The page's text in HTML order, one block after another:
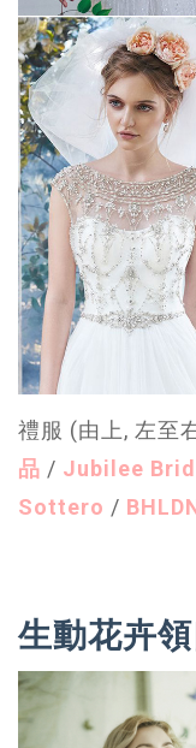
禮服 (由上, 左至
品 / Jubilee
Sottero /
生動花卉領